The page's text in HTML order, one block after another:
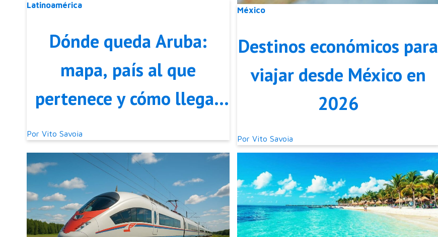
Latinoamérica
Dónde queda Aruba:
mapa, país al que
pertenece y cómo llegar
Por Vito Savoia
México
Destinos económicos para
viajar desde México en
2026
Por Vito Savoia